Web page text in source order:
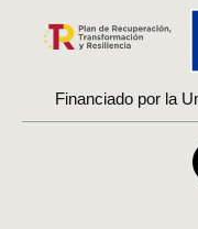
Financiado por la